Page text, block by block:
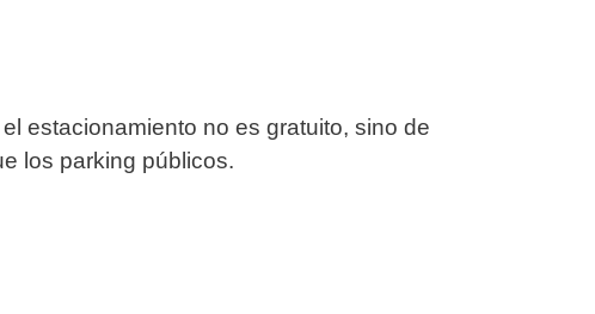
estacionamiento no es gratuito, sino de
los parking públicos.